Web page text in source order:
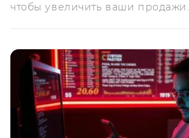
чтобы увеличить ваши продажи.